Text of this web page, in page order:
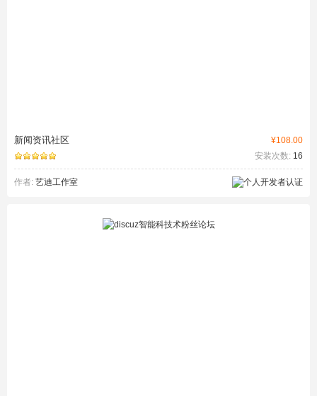
¥108.00
新闻资讯社区
安装次数: 16
作者: 艺迪工作室